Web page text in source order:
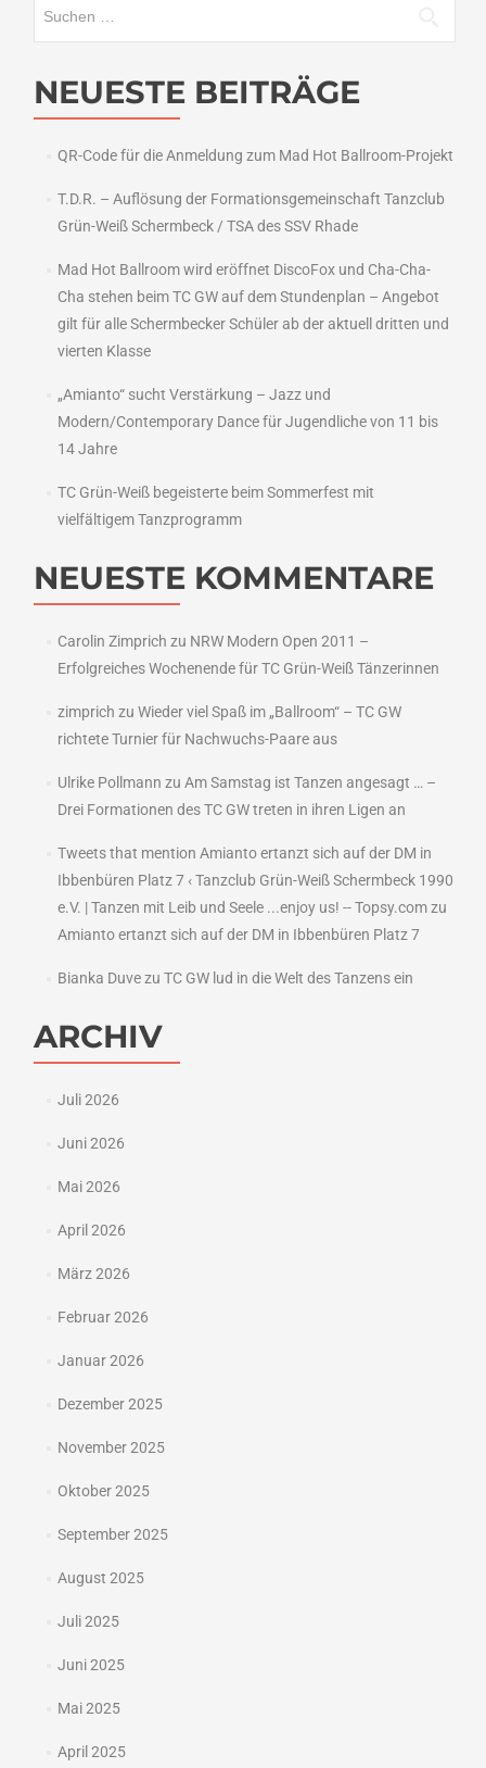
NEUESTE BEITRÄGE
QR-Code für die Anmeldung zum Mad Hot Ballroom-Projekt
T.D.R. – Auflösung der Formationsgemeinschaft Tanzclub
Grün-Weiß Schermbeck / TSA des SSV Rhade
Mad Hot Ballroom wird eröffnet DiscoFox und Cha-Cha-
Cha stehen beim TC GW auf dem Stundenplan – Angebot
gilt für alle Schermbecker Schüler ab der aktuell dritten und
vierten Klasse
„Amianto“ sucht Verstärkung – Jazz und
Modern/Contemporary Dance für Jugendliche von 11 bis
14 Jahre
TC Grün-Weiß begeisterte beim Sommerfest mit
vielfältigem Tanzprogramm
NEUESTE KOMMENTARE
Carolin Zimprich zu NRW Modern Open 2011 –
Erfolgreiches Wochenende für TC Grün-Weiß Tänzerinnen
zimprich zu Wieder viel Spaß im „Ballroom“ – TC GW
richtete Turnier für Nachwuchs-Paare aus
Ulrike Pollmann zu Am Samstag ist Tanzen angesagt … –
Drei Formationen des TC GW treten in ihren Ligen an
Tweets that mention Amianto ertanzt sich auf der DM in
Ibbenbüren Platz 7 ‹ Tanzclub Grün-Weiß Schermbeck 1990
e.V. | Tanzen mit Leib und Seele ...enjoy us! -- Topsy.comzu
Amianto ertanzt sich auf der DM in Ibbenbüren Platz 7
Bianka Duvezu TC GW lud in die Welt des Tanzens ein
ARCHIV
Juli 2026
Juni 2026
Mai 2026
April 2026
März 2026
Februar 2026
Januar 2026
Dezember 2025
November 2025
Oktober 2025
September 2025
August 2025
Juli 2025
Juni 2025
Mai 2025
April 2025